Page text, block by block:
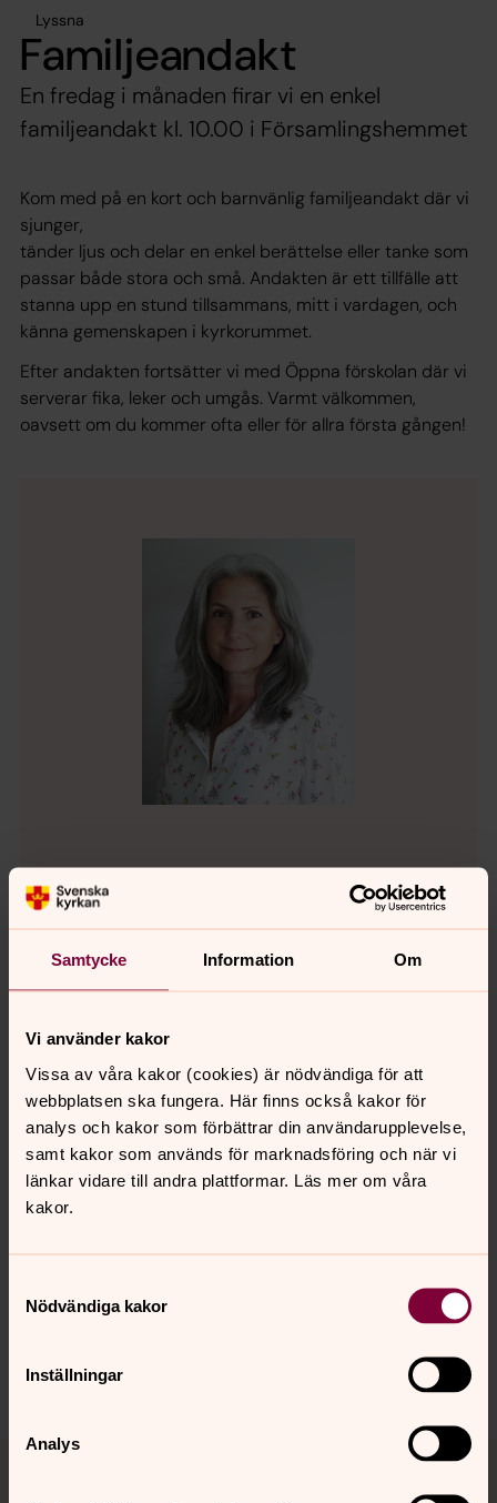
Samtycke Information Om
Vi använder kakor
Vissa av våra kakor (cookies) är nödvändiga för att
webbplatsen ska fungera. Här finns också kakor för
analys och kakor som förbättrar din användarupplevelse,
samt kakor som används för marknadsföring och när vi
länkar vidare till andra plattformar. Läs mer om våra
kakor.
Nödvändiga kakor
Inställningar
Analys
Lyssna
Familjeandakt
En fredag i månaden firar vi en enkel
familjeandakt kl. 10.00 i Församlingshemmet
Kom med på en kort och barnvänlig familjeandakt där vi
sjunger,
tänder ljus och delar en enkel berättelse eller tanke som
passar både stora och små. Andakten är ett tillfälle att
stanna upp en stund tillsammans, mitt i vardagen, och
känna gemenskapen i kyrkorummet.
Efter andakten fortsätter vi med Öppna förskolan där vi
serverar fika, leker och umgås. Varmt välkommen,
oavsett om du kommer ofta eller för allra första gången!
Lisa Sundqvist
Pedagog, Svenska kyrkan i Järna och Vårdinge
Direkt:
08-551 782 23
E-post:lisa.sundqvist@svenskakyrkan.se
Mer om Lisa Sundqvist
Pedagog
Senast ändrad 21 juli 2026
innehåll?
jarna-vardinge.pastorat@svenskakyrkan.se
Tillbaka till toppen
Tillbaka till innehållet